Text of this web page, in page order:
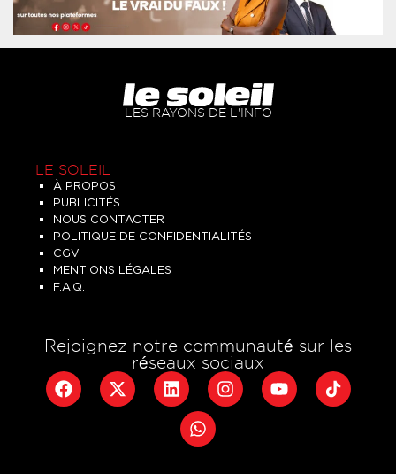
LES RAYONS DE L'INFO
LE SOLEIL
À PROPOS
PUBLICITÉS
NOUS CONTACTER
POLITIQUE DE CONFIDENTIALITÉS
CGV
MENTIONS LÉGALES
F.A.Q.
Rejoignez notre communauté sur les
réseaux sociaux